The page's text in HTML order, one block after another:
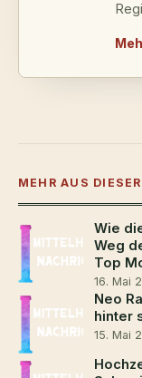
MEHR AUS
Wie
Weg
Top
16. Mai
Neo
hinter
15. Mai